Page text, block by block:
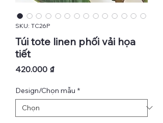
SKU: TC26P
Túi tote linen phối vải họa
tiết
420.000 ₫Giá
Design/Chọn mẫu *